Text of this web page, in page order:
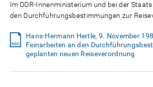
Im DDR-Innenministerium und bei der
den Durchführungsbestimmungen zur
Hans-Hermann Hertle, 9. November
Feinarbeiten an den
geplanten neuen Reiseverordnung